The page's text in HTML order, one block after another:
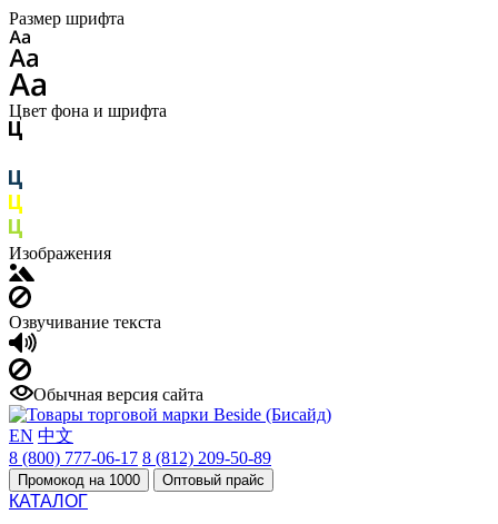
Размер шрифта
Цвет фона и шрифта
Изображения
Озвучивание текста
Обычная версия сайта
EN 中文
8 (800) 777-06-17 8 (812) 209-50-89
Промокод на 1000 Оптовый прайс
КАТАЛОГ